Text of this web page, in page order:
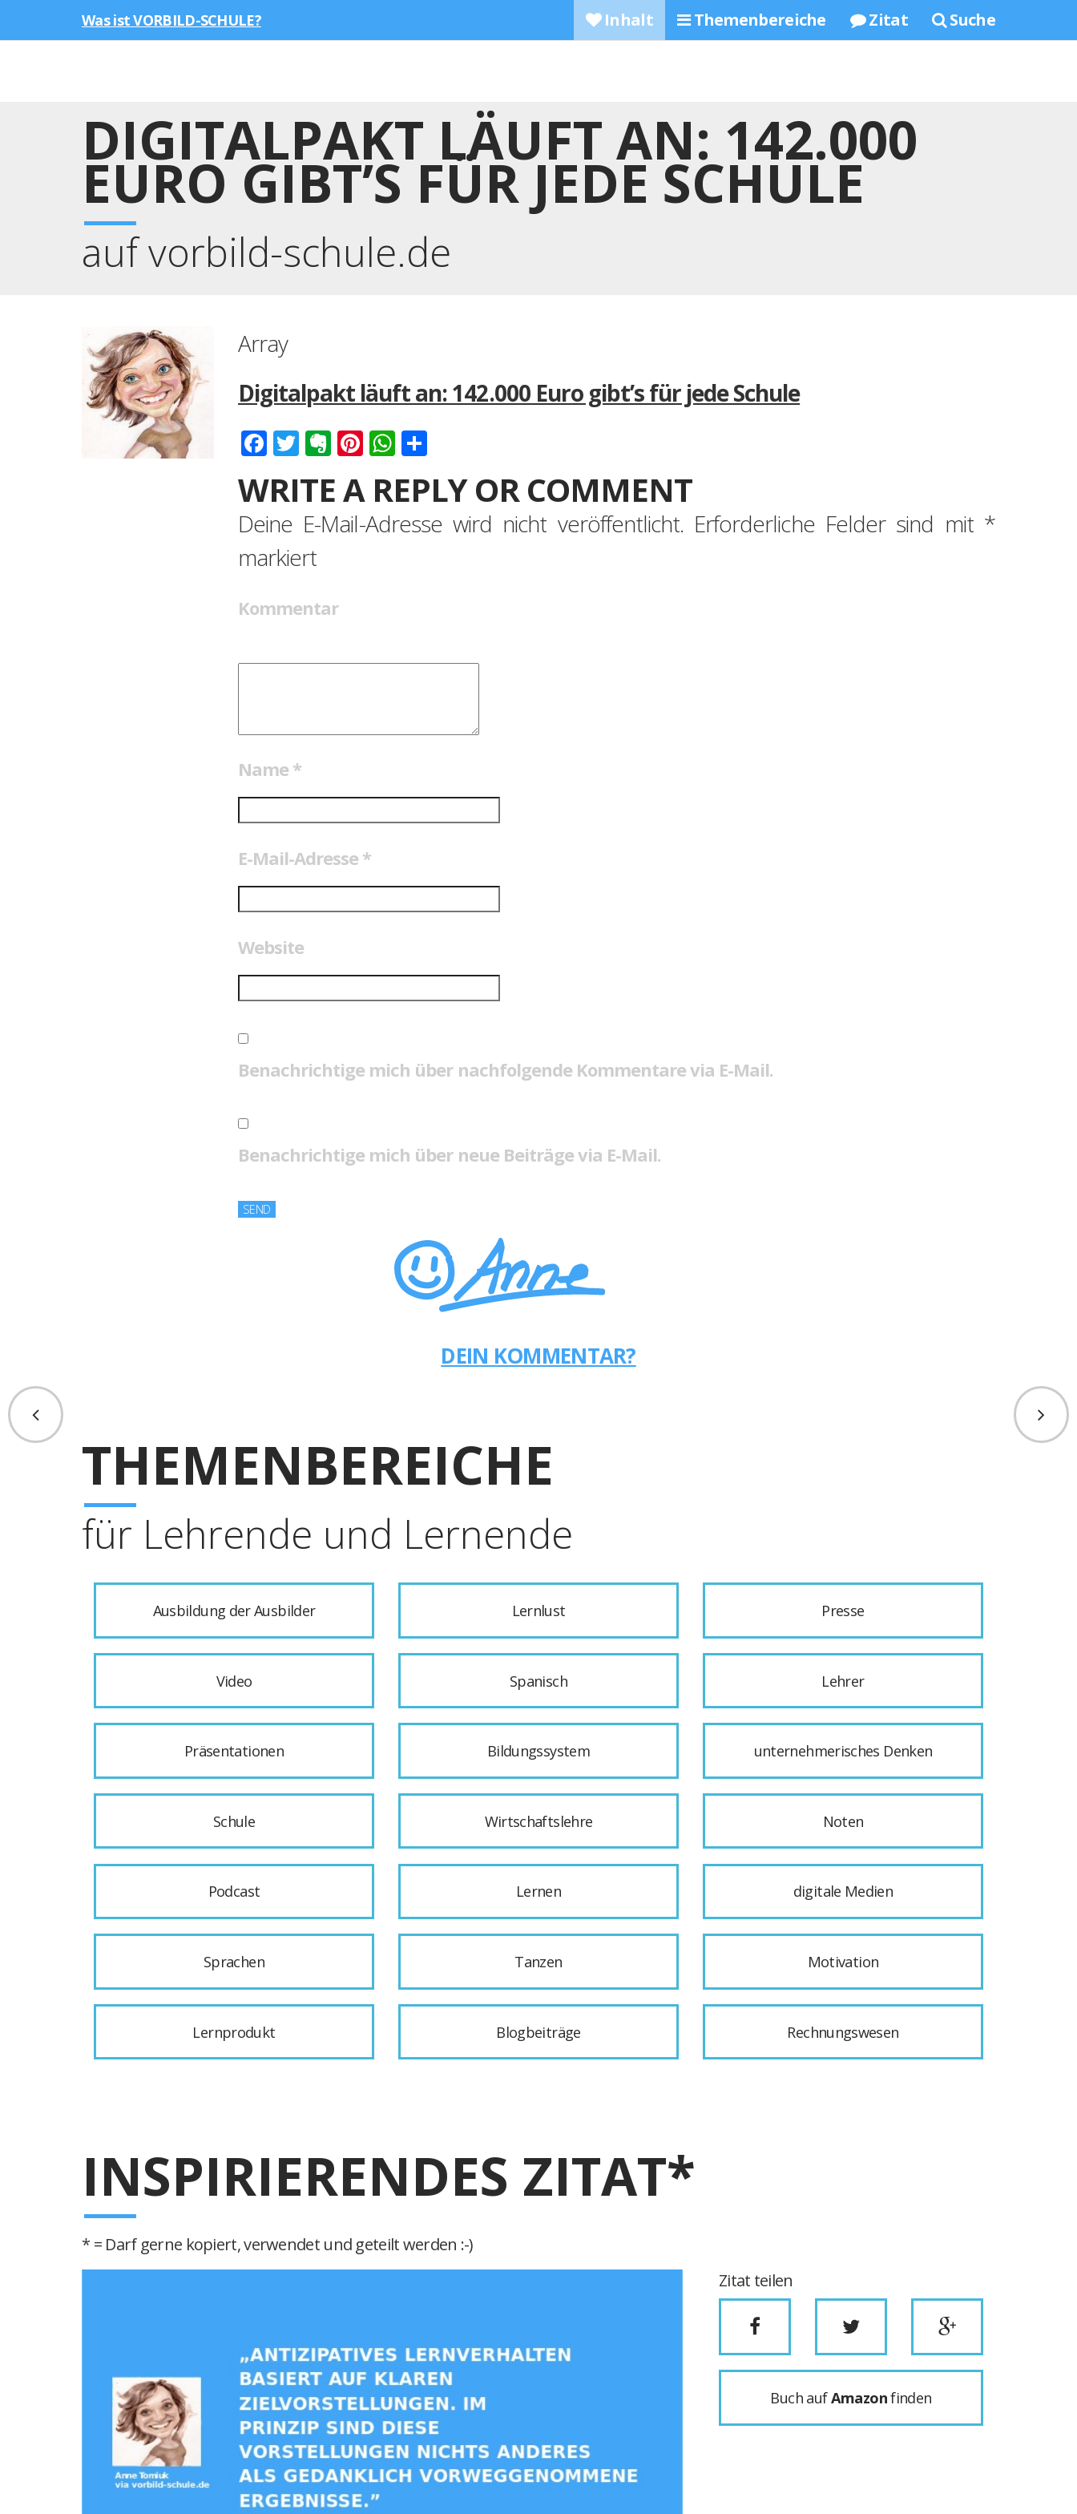
Was ist VORBILD-SCHULE? Inhalt Themenbereiche Zitat Suche
DIGITALPAKT LÄUFT AN: 142.000
EURO GIBT’S FÜR JEDE SCHULE
auf vorbild-schule.de
Array
Digitalpakt läuft an: 142.000 Euro gibt’s für jede Schule
Facebook
Twitter
Evernote
Pinterest
WhatsApp
WRITE A REPLY OR COMMENT
Deine E-Mail-Adresse wird nicht veröffentlicht. Erforderliche Felder sind mit *
markiert
Kommentar
Name *
E-Mail-Adresse *
Website
Benachrichtige mich über nachfolgende Kommentare via E-Mail.
Benachrichtige mich über neue Beiträge via E-Mail.
DEIN KOMMENTAR?
THEMENBEREICHE
für Lehrende und Lernende
Ausbildung der Ausbilder Lernlust Presse
Video Spanisch Lehrer
Präsentationen Bildungssystem unternehmerisches Denken
Schule Wirtschaftslehre Noten
Podcast Lernen digitale Medien
Sprachen Tanzen Motivation
Lernprodukt Blogbeiträge Rechnungswesen
INSPIRIERENDES ZITAT*
* = Darf gerne kopiert, verwendet und geteilt werden :-)
Zitat teilen
Buch aufAmazonfinden